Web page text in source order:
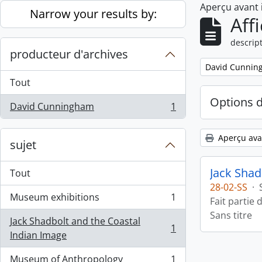
Skip to main content
Narrow your results by:
producteur d'archives
Tout
David Cunningham
, 1 résultats 1
sujet
Tout
Museum exhibitions
, 1 résultats
1
Jack Shadbolt and the Coastal
Indian Image
, 1 résultats 1
Museum of Anthropology 1
Aperçu
Remove filter:
David
Options
Aperçu
Jack
28-02-SS ·
Fait partie
Sans titre